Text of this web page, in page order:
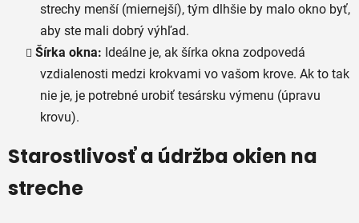
strechy menší (miernejší), tým dlhšie by malo okno byť,
aby ste mali dobrý výhľad.
Šírka okna: Ideálne je, ak šírka okna zodpovedá
vzdialenosti medzi krokvami vo vašom krove. Ak to tak
nie je, je potrebné urobiť tesársku výmenu (úpravu
krovu).
Starostlivosť a údržba okien na
streche